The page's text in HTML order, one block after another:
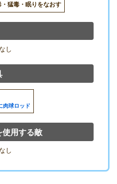
猛毒・眠りをなおす
し
肉球ロッド
使用する敵
し